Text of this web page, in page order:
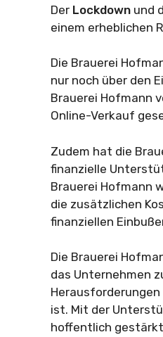
Der Lockdown und
einem erheblichen
Die Brauerei
nur noch über den
Brauerei Hofmann
Online-Verkauf
Zudem hat die
finanzielle
Brauerei Hofmann
die zusätzlichen
finanziellen
Die Brauerei
das Unternehmen
ist. Mit der
hoffentlich gestärkt